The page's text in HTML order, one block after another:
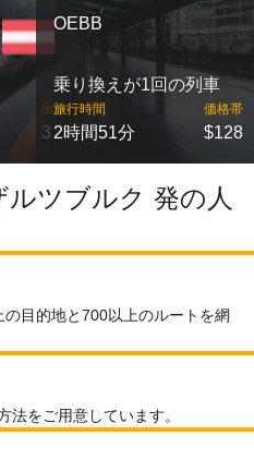
出発
3
OEBB
乗り換えが1回の列車
旅行時間
2時間51分
価格帯
$128
ツブルク 発の人
目的地と700以上のルートを網
法をご用意しています。